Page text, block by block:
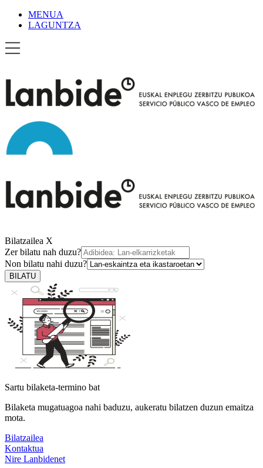
MENUA
LAGUNTZA
Bilatzailea X
Zer bilatu nah duzu?
Non bilatu nahi duzu?
BILATU
Sartu bilaketa-termino bat
Bilaketa mugatuagoa nahi baduzu, aukeratu bilatzen duzun emaitza
mota.
Bilatzailea
Kontaktua
Nire Lanbidenet